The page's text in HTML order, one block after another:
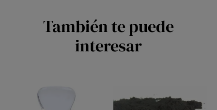
También te puede
interesar